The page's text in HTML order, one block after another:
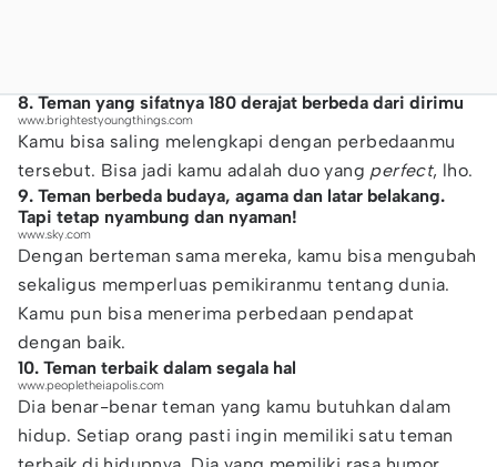
8. Teman yang sifatnya 180 derajat berbeda dari dirimu
www.brightestyoungthings.com
Kamu bisa saling melengkapi dengan perbedaanmu
tersebut. Bisa jadi kamu adalah duo yang perfect, lho.
9. Teman berbeda budaya, agama dan latar belakang.
Tapi tetap nyambung dan nyaman!
www.sky.com
Dengan berteman sama mereka, kamu bisa mengubah
sekaligus memperluas pemikiranmu tentang dunia.
Kamu pun bisa menerima perbedaan pendapat
dengan baik.
10. Teman terbaik dalam segala hal
www.peopletheiapolis.com
Dia benar-benar teman yang kamu butuhkan dalam
hidup. Setiap orang pasti ingin memiliki satu teman